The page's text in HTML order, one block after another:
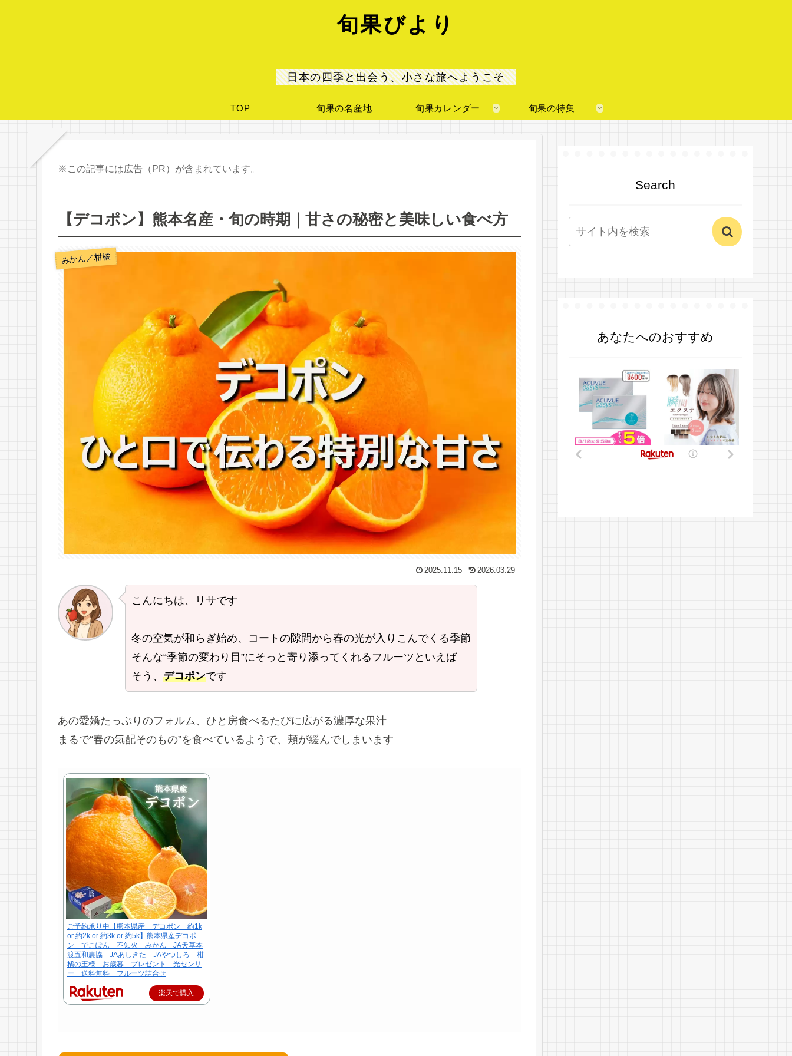
旬果びより
日本の四季と出会う、小さな旅へようこそ
TOP 旬果の名産地 旬果カレンダー 旬果の特集
※この記事には広告（PR）が含まれています。
【デコポン】熊本名産・旬の時期｜甘さの秘密と美味しい食べ方
みかん／柑橘
2025.11.15 2026.03.29
こんにちは、リサです
冬の空気が和らぎ始め、コートの隙間から春の光が入りこんでくる季節
そんな“季節の変わり目”にそっと寄り添ってくれるフルーツといえば
そう、デコポンです
あの愛嬌たっぷりのフォルム、ひと房食べるたびに広がる濃厚な果汁
まるで“春の気配そのもの”を食べているようで、頬が緩んでしまいます
ご予約承り中【熊本県産 デコポン 約1k
or 約2k or 約3k or 約5k】熊本県産デコポ
ン でこぽん 不知火 みかん JA天草本
渡五和農協 JAあしきた JAやつしろ 柑
橘の王様 お歳暮 プレゼント 光センサ
ー 送料無料 フルーツ詰合せ
楽天で購入
Search
あなたへのおすすめ